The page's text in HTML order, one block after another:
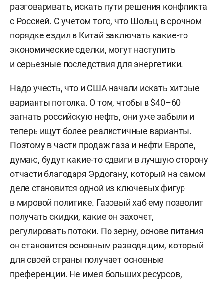
разговаривать, искать пути решения конфликта
с Россией. С учетом того, что Шольц в срочном
порядке ездил в Китай заключать какие-то
экономические сделки, могут наступить
и серьезные последствия для энергетики.
Надо учесть, что и США начали искать хитрые
варианты потолка. О том, чтобы в $40–60
загнать российскую нефть, они уже забыли и
теперь ищут более реалистичные варианты.
Поэтому в части продаж газа и нефти Европе,
думаю, будут какие-то сдвиги в лучшую сторону
отчасти благодаря Эрдогану, который на самом
деле становится одной из ключевых фигур
в мировой политике. Газовый хаб ему позволит
получать скидки, какие он захочет,
регулировать потоки. По зерну, основе питания
он становится основным разводящим, который
для своей страны получает основные
преференции. Не имея больших ресурсов,